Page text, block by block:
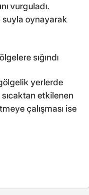
vurguladı.
suyla oynayarak
sığındı
yerlerde
etkilenen
çalışması ise